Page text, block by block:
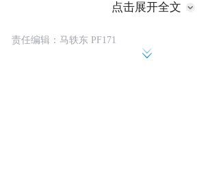
点击展开全文
责任编辑：马轶东 PF171